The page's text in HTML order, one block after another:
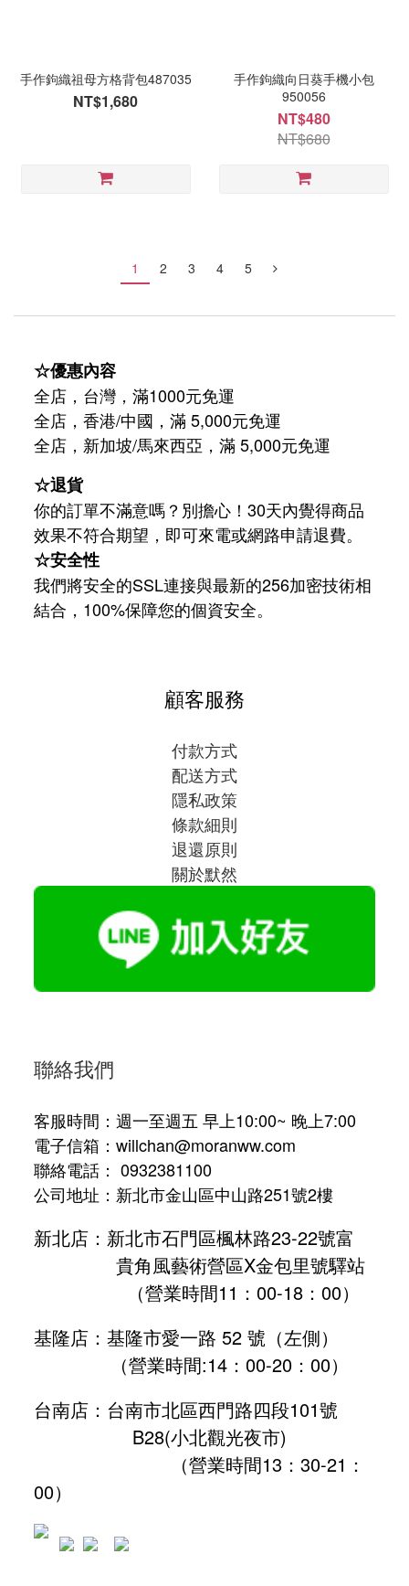
手作鉤織祖母方格背包487035
NT$1,680
手作鉤織向日葵手機小包
950056
NT$480
NT$680
1 2 3 4 5
☆優惠內容
全店，台灣，滿1000元免運
全店，香港/中國，滿 5,000元免運
全店，新加坡/馬來西亞，滿 5,000元免運
☆退貨
你的訂單不滿意嗎？別擔心！30天內覺得商品
效果不符合期望，即可來電或網路申請退費。
☆安全性
我們將安全的SSL連接與最新的256加密技術相
結合，100%保障您的個資安全。
顧客服務
付款方式
配送方式
隱私政策
條款細則
退還原則
關於默然
聯絡我們
客服時間：週一至週五 早上10:00~ 晚上7:00
電子信箱：willchan@moranww.com
聯絡電話： 0932381100
公司地址：新北市金山區中山路251號2樓
新北店：新北市石門區楓林路23-22號富
貴角風藝術營區X金包里號驛站
（營業時間11：00-18：00）
基隆店：基隆市愛一路 52 號（左側）
（營業時間:14：00-20：00）
台南店：台南市北區西門路四段101號
B28(小北觀光夜市)
（營業時間13：30-21：
00）